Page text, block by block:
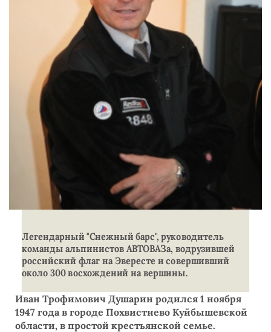
Легендарный "Снежный барс", руководитель
команды альпинистов АВТОВАЗа, водрузившей
российский флаг на Эвересте и совершивший
около 300 восхождений на вершины.
Иван Трофимович Душарин родился 1 ноября
1947 года в городе Похвистнево Куйбышевской
области, в простой крестьянской семье.